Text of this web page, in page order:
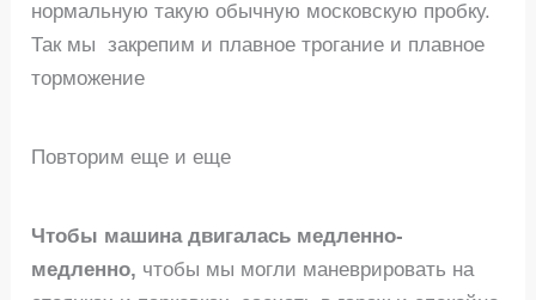
нормальную такую обычную московскую пробку.
Так мы закрепим и плавное трогание и плавное
торможение
Повторим еще и еще
Чтобы машина двигалась медленно-
медленно, чтобы мы могли маневрировать на